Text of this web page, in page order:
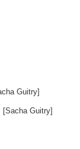
Guitry]
Guitry]